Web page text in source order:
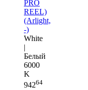
PRO
REEL)
(Arlight,
-)
White
|
Белый
6000
K
94264